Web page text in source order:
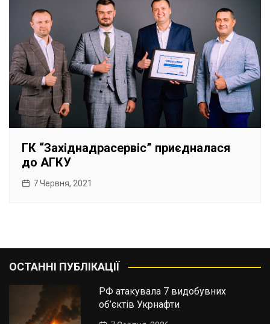
ГК “Західнадрасервіс” приєдналася
до АГКУ
7 Червня, 2021
ОСТАННІ ПУБЛІКАЦІЇ
РФ атакувала 7 видобувних
об’єктів Укрнафти